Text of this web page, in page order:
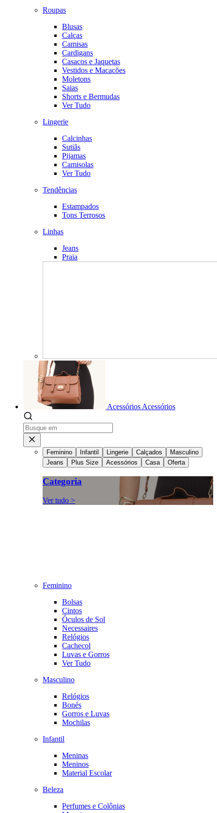
Roupas
Blusas
Calças
Camisas
Cardigans
Casacos e Jaquetas
Vestidos e Macacões
Moletons
Saias
Shorts e Bermudas
Ver Tudo
Lingerie
Calcinhas
Sutiãs
Pijamas
Camisolas
Ver Tudo
Tendências
Estampados
Tons Terrosos
Linhas
Jeans
Praia
Acessórios Acessórios
Feminino Infantil Lingerie Calçados
Masculino
Jeans
Plus Size Acessórios Casa Oferta
Categoria
Ver tudo >
Feminino
Bolsas
Cintos
Óculos de Sol
Necessaires
Relógios
Cachecol
Luvas e Gorros
Ver Tudo
Masculino
Relógios
Bonés
Gorros e Luvas
Mochilas
Infantil
Meninas
Meninos
Material Escolar
Beleza
Perfumes e Colônias